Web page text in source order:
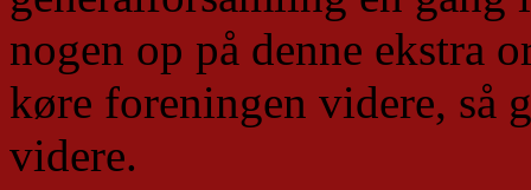
nogen op på denne ekstra
køre foreningen videre, så
videre.